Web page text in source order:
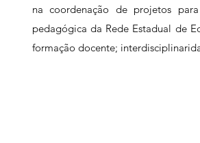
na coordenação de projetos
pedagógica da Rede Estadual de
formação docente;